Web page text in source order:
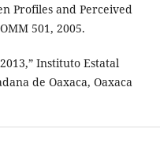
Profiles and Perceived
501, 2005.
Instituto Estatal
de Oaxaca, Oaxaca